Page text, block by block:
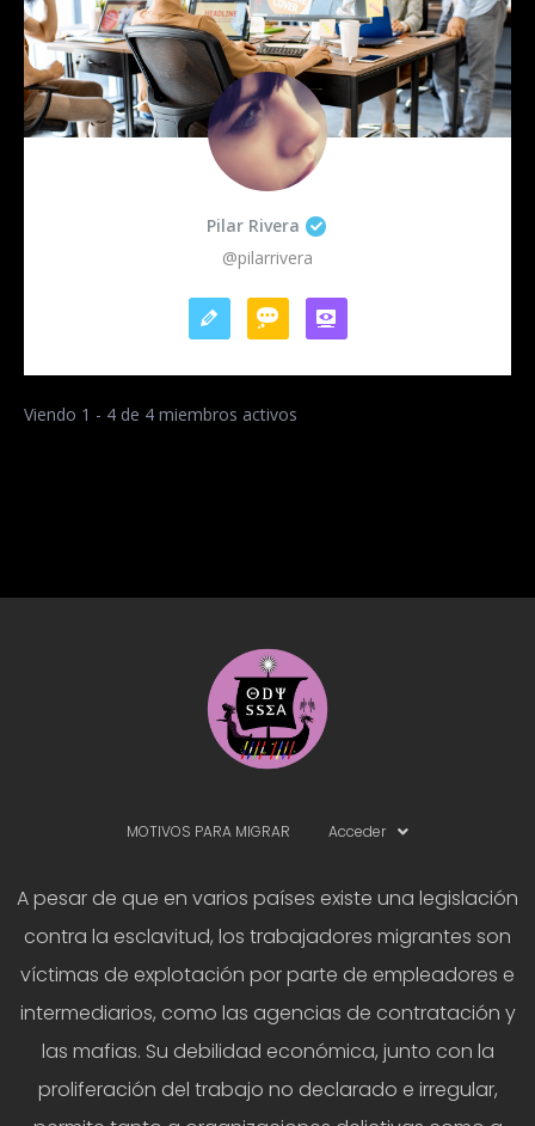
Pilar Rivera
@pilarrivera
Viendo 1 - 4 de 4 miembros activos
MOTIVOS PARA MIGRAR Acceder
A pesar de que en varios países existe una legislación
contra la esclavitud, los trabajadores migrantes son
víctimas de explotación por parte de empleadores e
intermediarios, como las agencias de contratación y
las mafias. Su debilidad económica, junto con la
proliferación del trabajo no declarado e irregular,